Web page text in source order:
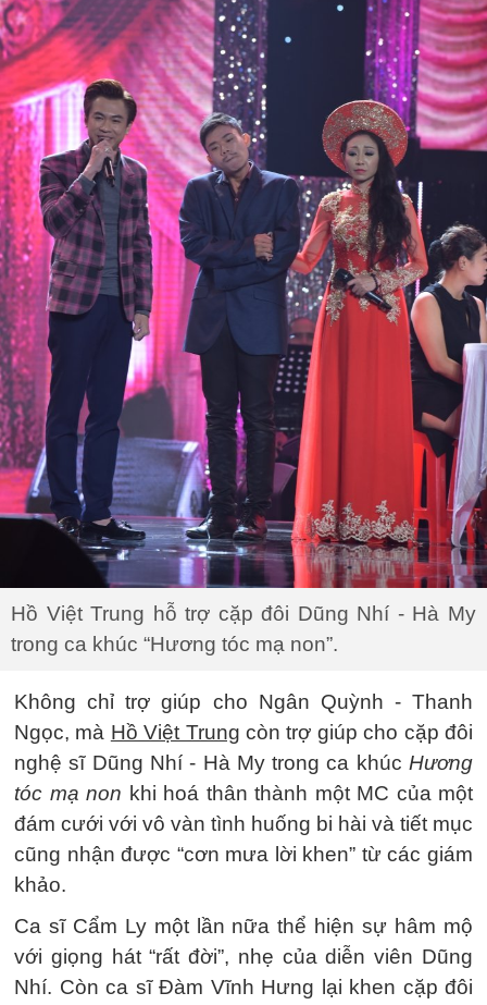
Hồ Việt Trung hỗ trợ cặp đôi Dũng Nhí - Hà My
trong ca khúc “Hương tóc mạ non”.
Không chỉ trợ giúp cho Ngân Quỳnh - Thanh
Ngọc, mà Hồ Việt Trung còn trợ giúp cho cặp đôi
nghệ sĩ Dũng Nhí - Hà My trong ca khúc Hương
tóc mạ non khi hoá thân thành một MC của một
đám cưới với vô vàn tình huống bi hài và tiết mục
cũng nhận được “cơn mưa lời khen” từ các giám
khảo.
Ca sĩ Cẩm Ly một lần nữa thể hiện sự hâm mộ
với giọng hát “rất đời”, nhẹ của diễn viên Dũng
Nhí. Còn ca sĩ Đàm Vĩnh Hưng lại khen cặp đôi